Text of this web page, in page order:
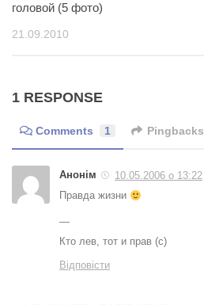
головой (5 фото)
21.09.2010
1 RESPONSE
Comments 1 Pingbacks
Анонім
10.05.2006 о 13:22
Правда жизни
—
Кто лев, тот и прав (с)
Відповісти